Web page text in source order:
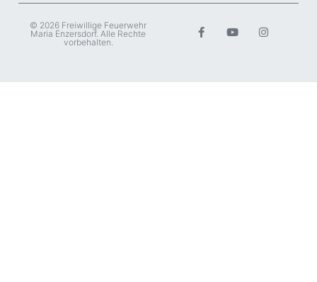
© 2026 Freiwillige Feuerwehr
Maria Enzersdorf. Alle Rechte
vorbehalten.